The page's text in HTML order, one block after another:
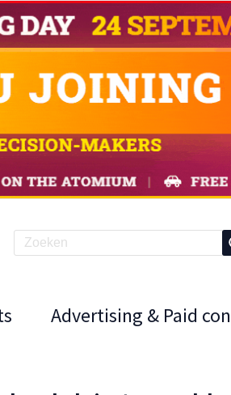
Advertising & Paid